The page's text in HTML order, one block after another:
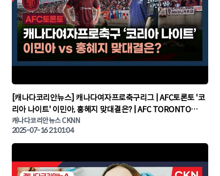
▶
[캐나다코리안뉴스] 캐나다여자프로축구리그 | AFC토론토 '코
리아 나이트' 이민아, 홍혜지 맞대결은? | AFC TORONTO
KOREA NIGHT | 캐나다뉴스 | 토론토뉴스
캐나다코리안뉴스 CKNN
2025-07-16 21:01:04